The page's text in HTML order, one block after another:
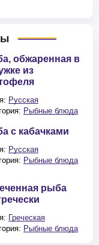
обжаренная в
из
Русская
Рыбные блюда
с кабачками
Русская
Рыбные блюда
рыба
Греческая
Рыбные блюда